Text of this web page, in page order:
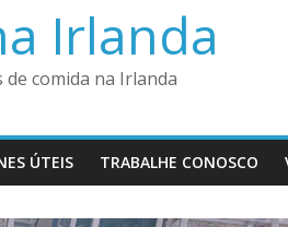
Irlanda
comida na Irlanda
ÚTEIS TRABALHE CONOSCO